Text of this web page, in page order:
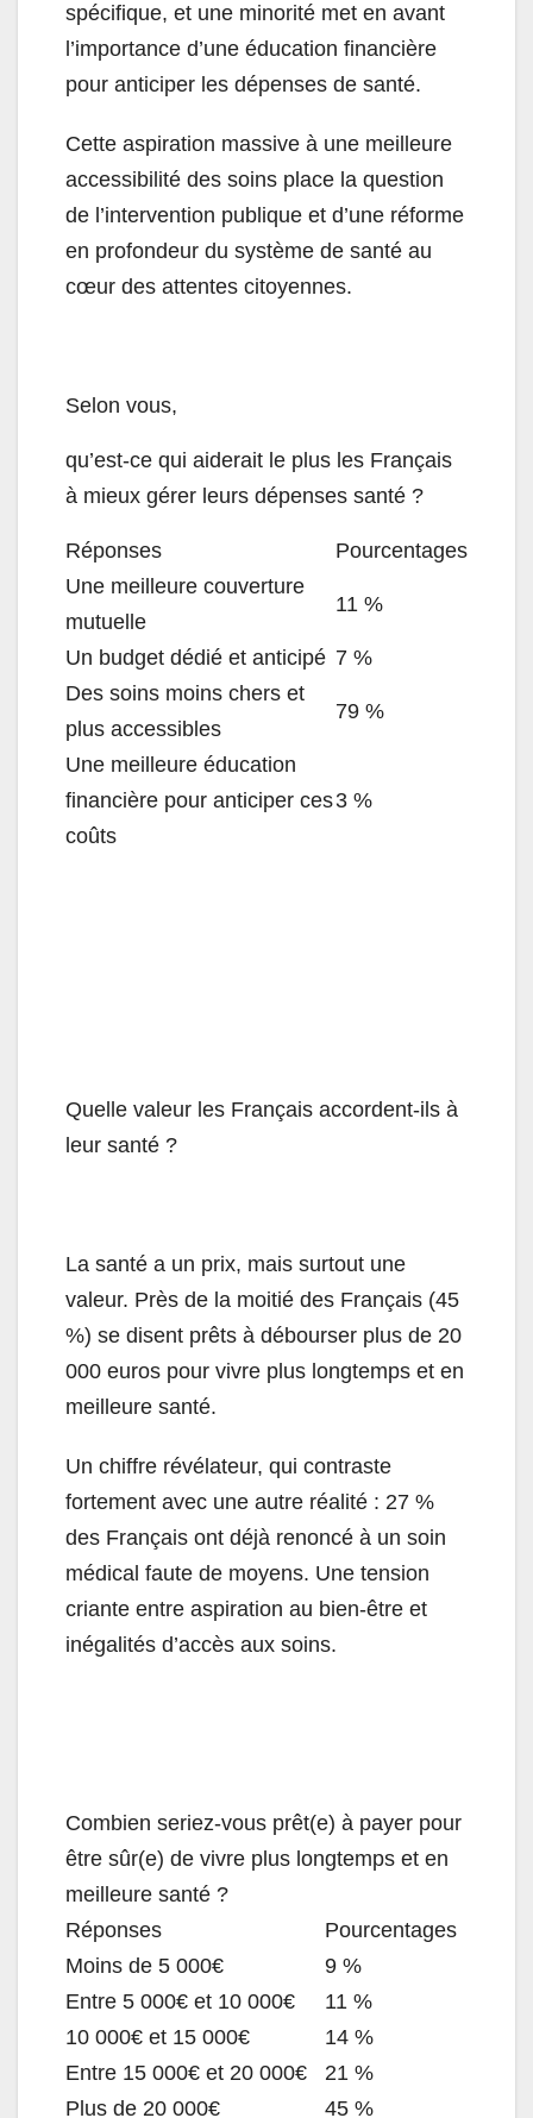
spécifique, et une minorité met en avant
l’importance d’une éducation financière
pour anticiper les dépenses de santé.
Cette aspiration massive à une meilleure
accessibilité des soins place la question
de l’intervention publique et d’une réforme
en profondeur du système de santé au
cœur des attentes citoyennes.
Selon vous,
qu’est-ce qui aiderait le plus les Français
à mieux gérer leurs dépenses santé ?
Réponses
Pourcentages
Une meilleure couverture
mutuelle
11 %
Un budget dédié et anticipé 7 %
Des soins moins chers et
plus accessibles
79 %
Une meilleure éducation
financière pour anticiper ces
coûts
3 %
Quelle valeur les Français accordent-ils à
leur santé ?
La santé a un prix, mais surtout une
valeur. Près de la moitié des Français (45
%) se disent prêts à débourser plus de 20
000 euros pour vivre plus longtemps et en
meilleure santé.
Un chiffre révélateur, qui contraste
fortement avec une autre réalité : 27 %
des Français ont déjà renoncé à un soin
médical faute de moyens. Une tension
criante entre aspiration au bien-être et
inégalités d’accès aux soins.
Combien seriez-vous prêt(e) à payer pour
être sûr(e) de vivre plus longtemps et en
meilleure santé ?
Réponses
Pourcentages
Moins de 5 000€
9 %
Entre 5 000€ et 10 000€
11 %
10 000€ et 15 000€
14 %
Entre 15 000€ et 20 000€
21 %
Plus de 20 000€
45 %